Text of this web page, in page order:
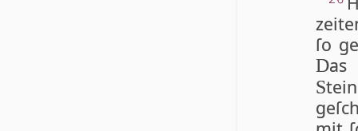
ſo
Das
S